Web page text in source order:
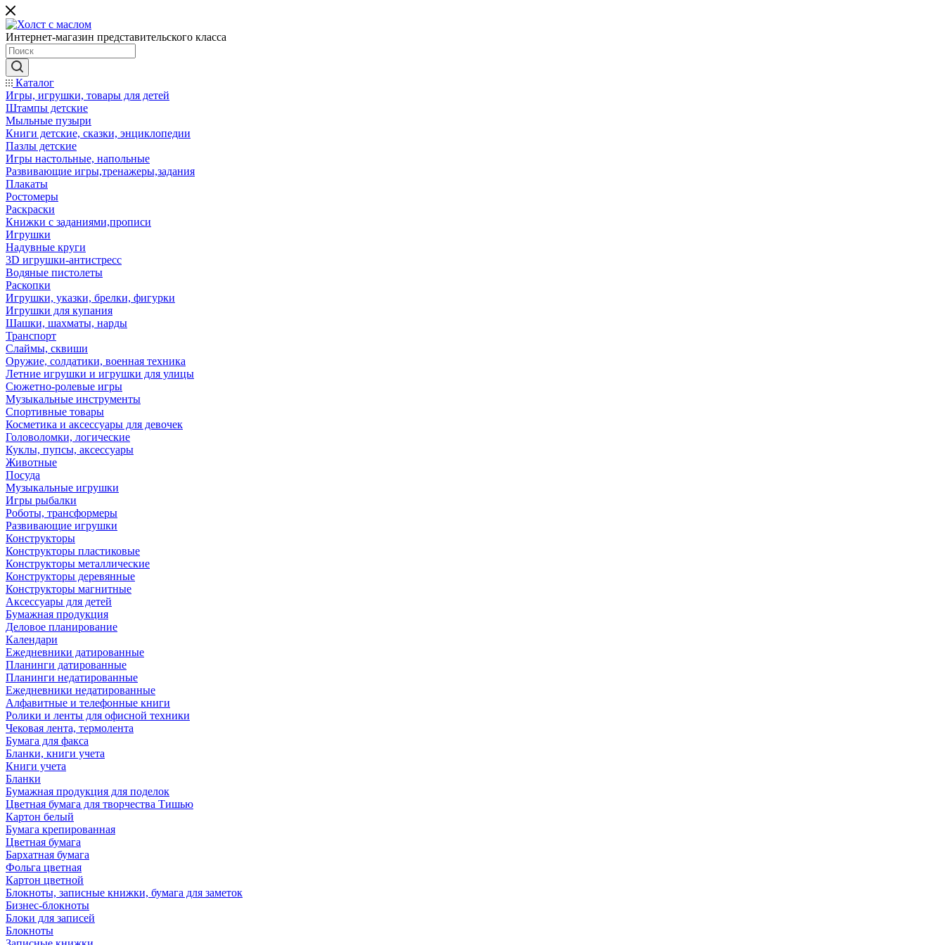
Интернет-магазин представительского класса
Каталог
Игры, игрушки, товары для детей
Штампы детские
Мыльные пузыри
Книги детские, сказки, энциклопедии
Пазлы детские
Игры настольные, напольные
Развивающие игры,тренажеры,задания
Плакаты
Ростомеры
Раскраски
Книжки с заданиями,прописи
Игрушки
Надувные круги
3D игрушки-антистресс
Водяные пистолеты
Раскопки
Игрушки, указки, брелки, фигурки
Игрушки для купания
Шашки, шахматы, нарды
Транспорт
Слаймы, сквиши
Оружие, солдатики, военная техника
Летние игрушки и игрушки для улицы
Сюжетно-ролевые игры
Музыкальные инструменты
Спортивные товары
Косметика и аксессуары для девочек
Головоломки, логические
Куклы, пупсы, аксессуары
Животные
Посуда
Музыкальные игрушки
Игры рыбалки
Роботы, трансформеры
Развивающие игрушки
Конструкторы
Конструкторы пластиковые
Конструкторы металлические
Конструкторы деревянные
Конструкторы магнитные
Аксессуары для детей
Бумажная продукция
Деловое планирование
Календари
Ежедневники датированные
Планинги датированные
Планинги недатированные
Ежедневники недатированные
Алфавитные и телефонные книги
Ролики и ленты для офисной техники
Чековая лента, термолента
Бумага для факса
Бланки, книги учета
Книги учета
Бланки
Бумажная продукция для поделок
Цветная бумага для творчества Тишью
Картон белый
Бумага крепированная
Цветная бумага
Бархатная бумага
Фольга цветная
Картон цветной
Блокноты, записные книжки, бумага для заметок
Бизнес-блокноты
Блоки для записей
Блокноты